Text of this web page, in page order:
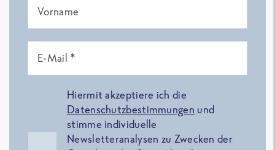
Vorname
E-Mail *
Hiermit akzeptiere ich die
Datenschutzbestimmungen und
stimme individuelle
Newsletteranalysen zu Zwecken der